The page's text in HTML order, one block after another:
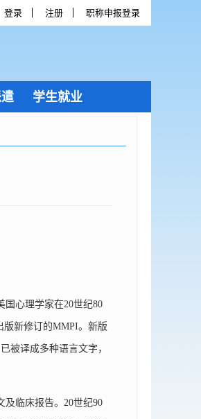
登录 注册 职称申报登录
学生就业
心理学家在20世纪80
版新修订的MMPI。新版
被译成多种语言文字，
临床报告。20世纪90